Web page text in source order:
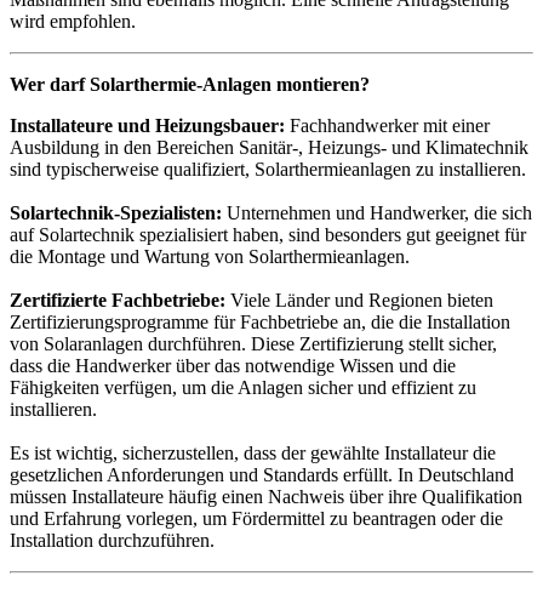
wird empfohlen.
Wer darf Solarthermie-Anlagen montieren?
Installateure und Heizungsbauer: Fachhandwerker mit einer
Ausbildung in den Bereichen Sanitär-, Heizungs- und Klimatechnik
sind typischerweise qualifiziert, Solarthermieanlagen zu installieren.
Solartechnik-Spezialisten: Unternehmen und Handwerker, die sich
auf Solartechnik spezialisiert haben, sind besonders gut geeignet für
die Montage und Wartung von Solarthermieanlagen.
Zertifizierte Fachbetriebe: Viele Länder und Regionen bieten
Zertifizierungsprogramme für Fachbetriebe an, die die Installation
von Solaranlagen durchführen. Diese Zertifizierung stellt sicher,
dass die Handwerker über das notwendige Wissen und die
Fähigkeiten verfügen, um die Anlagen sicher und effizient zu
installieren.
Es ist wichtig, sicherzustellen, dass der gewählte Installateur die
gesetzlichen Anforderungen und Standards erfüllt. In Deutschland
müssen Installateure häufig einen Nachweis über ihre Qualifikation
und Erfahrung vorlegen, um Fördermittel zu beantragen oder die
Installation durchzuführen.